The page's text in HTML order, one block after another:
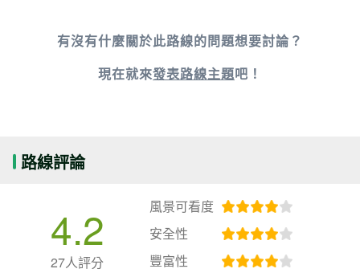
有沒有什麼關於此路線的問題想要討論？
現在就來發表路線主題吧！
路線評論
4.2
27人評分
風景可看度
安全性
豐富性